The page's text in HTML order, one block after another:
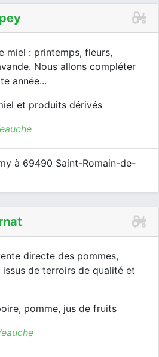
miel : printemps, fleurs,
Nous allons compléter
année...
et produits dérivés
à 69490 Saint-Romain-de-
directe des pommes,
de terroirs de qualité et
pomme, jus de fruits